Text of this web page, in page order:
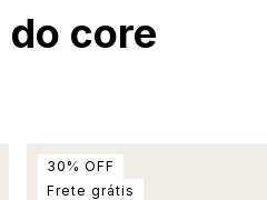
core
30 % OFF
Frete grátis